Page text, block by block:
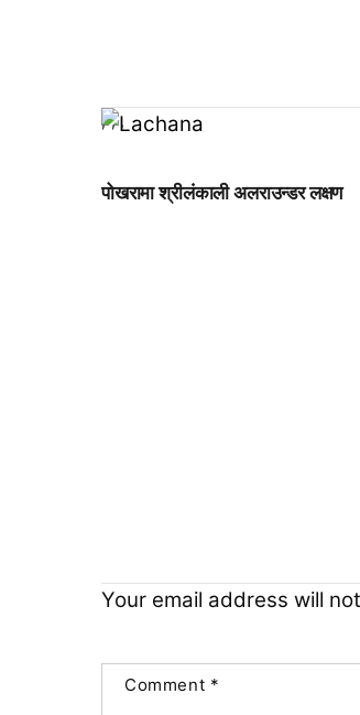
,,,
पोखरामा श्रीलंकाली अलराउन्डर लक्षण
Your email address will
Comment *